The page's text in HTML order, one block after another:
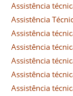
Assistência
Assistência
Assistência
Assistência
Assistência
Assistência
Assistência